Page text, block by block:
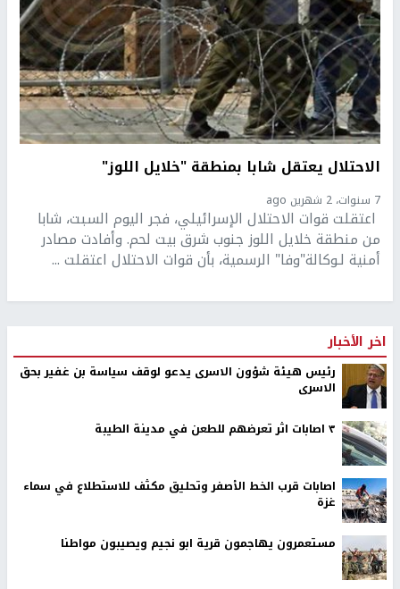
الاحتلال يعتقل شابا بمنطقة "خلايل اللوز"
7 سنوات، 2 شهرين ago
اعتقلت قوات الاحتلال الإسرائيلي، فجر اليوم السبت، شابا
من منطقة خلايل اللوز جنوب شرق بيت لحم. وأفادت مصادر
أمنية لـوكالة"وفا" الرسمية، بأن قوات الاحتلال اعتقلت ...
اخر الأخبار
رئيس هيئة شؤون الاسرى يدعو لوقف سياسة بن غفير بحق
الاسرى
٣ اصابات اثر تعرضهم للطعن في مدينة الطيبة
اصابات قرب الخط الأصفر وتحليق مكثف للاستطلاع في سماء
غزة
مستعمرون يهاجمون قرية ابو نجيم ويصيبون مواطنا